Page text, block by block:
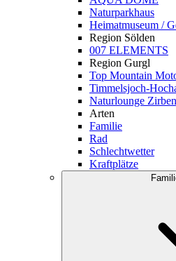
Naturparkhaus
Heimatmuseum /
Region Sölden
007 ELEMENTS
Region Gurgl
Top Mountain
Timmelsjoch-
Naturlounge
Arten
Familie
Rad
Schlechtwetter
Kraftplätze